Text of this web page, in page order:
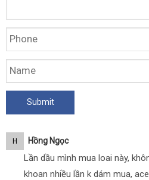
H Hồng Ngọc
Lần dầu mình mua loai này,
khoan nhiều lần k dám mua,